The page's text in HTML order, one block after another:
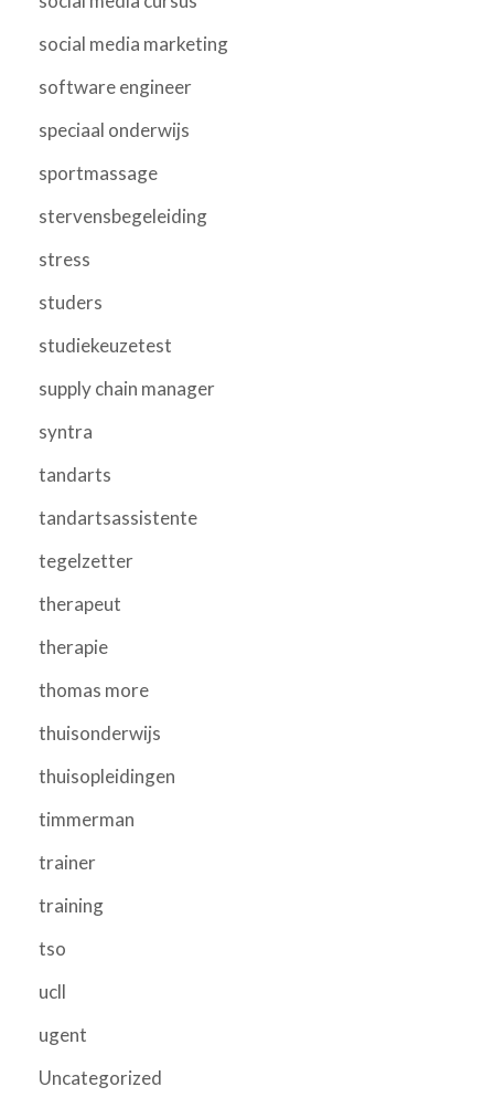
social media marketing
software engineer
speciaal onderwijs
sportmassage
stervensbegeleiding
stress
studers
studiekeuzetest
supply chain manager
syntra
tandarts
tandartsassistente
tegelzetter
therapeut
therapie
thomas more
thuisonderwijs
thuisopleidingen
timmerman
trainer
training
tso
ucll
ugent
Uncategorized